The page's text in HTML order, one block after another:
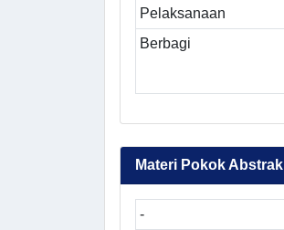
Pelaksanaan
Berbagi
Materi Pokok Abstrak
-